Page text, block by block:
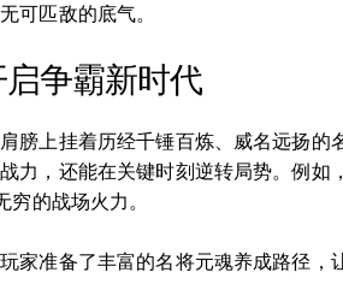
可匹敌的底气。
争霸新时代
膀上挂着历经千锤百炼、威名远扬
力，还能在关键时刻逆转局势。例如
穷的战场火力。
家准备了丰富的名将元魂养成路径，